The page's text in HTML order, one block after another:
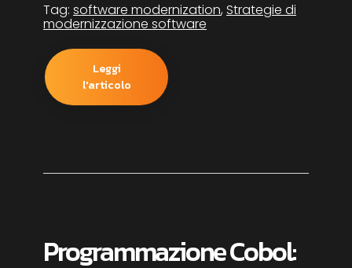
Tag: software modernization, Strategie di
modernizzazione software
Leggi
l'articolo
Programmazione Cobol: